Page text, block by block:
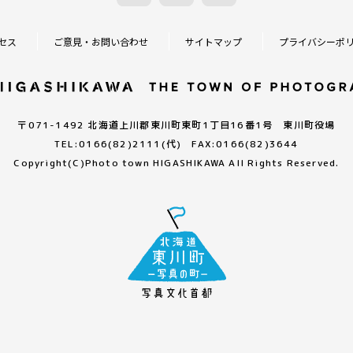
ス ご意見・お問い合わせ サイトマップ プライバシーポ
〒071-1492 北海道上川郡東川町東町1丁目16番1号 東川町役場
TEL:0166(82)2111(代) FAX:0166(82)3644
Copyright(C)Photo town HIGASHIKAWA All Rights Reserved.